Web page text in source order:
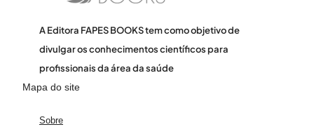
A Editora FAPES BOOKS tem como objetivo de
divulgar os conhecimentos científicos para
profissionais da área da saúde
Mapa do site
Sobre